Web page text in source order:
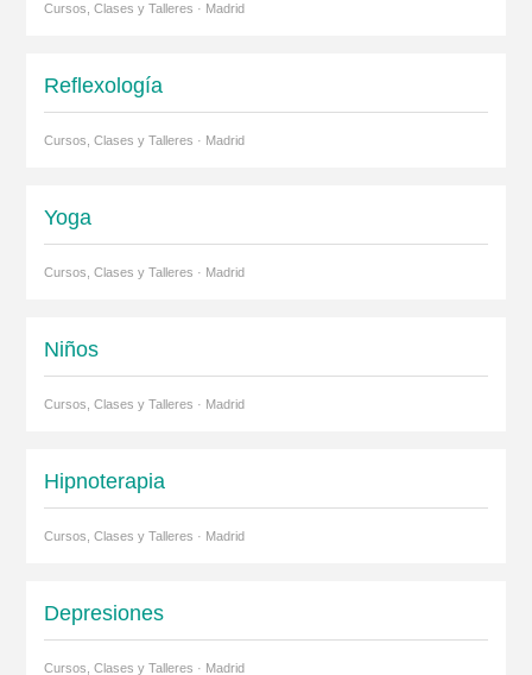
Cursos, Clases y Talleres · Madrid
Reflexología
Cursos, Clases y Talleres · Madrid
Yoga
Cursos, Clases y Talleres · Madrid
Niños
Cursos, Clases y Talleres · Madrid
Hipnoterapia
Cursos, Clases y Talleres · Madrid
Depresiones
Cursos, Clases y Talleres · Madrid